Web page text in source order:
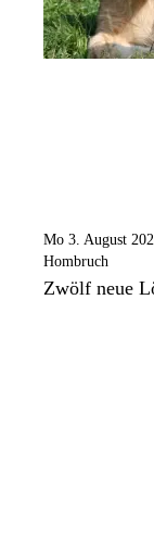
Mo 3. August
Hombruch
Zwölf neue